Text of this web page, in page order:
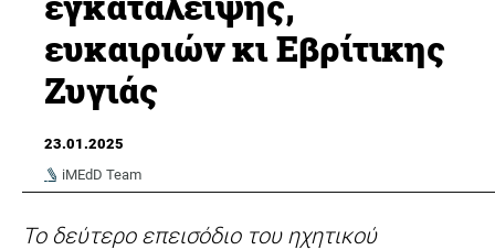
ευκαιριών κι Εβρίτικης
Ζυγιάς
23.01.2025
iMEdD Team
Το δεύτερο επεισόδιο του ηχητικού